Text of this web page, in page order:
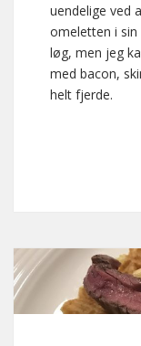
uendelige ved
omeletten i
løg, men jeg
med bacon,
helt fjerde.